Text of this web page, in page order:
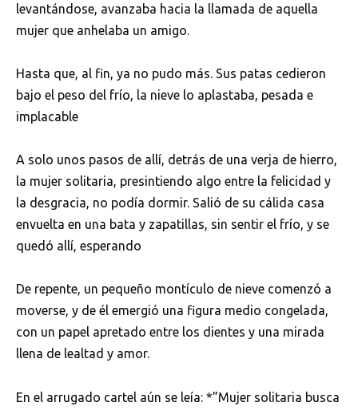
levantándose, avanzaba hacia la llamada de aquella
mujer que anhelaba un amigo.
Hasta que, al fin, ya no pudo más. Sus patas cedieron
bajo el peso del frío, la nieve lo aplastaba, pesada e
implacable
A solo unos pasos de allí, detrás de una verja de hierro,
la mujer solitaria, presintiendo algo entre la felicidad y
la desgracia, no podía dormir. Salió de su cálida casa
envuelta en una bata y zapatillas, sin sentir el frío, y se
quedó allí, esperando
De repente, un pequeño montículo de nieve comenzó a
moverse, y de él emergió una figura medio congelada,
con un papel apretado entre los dientes y una mirada
llena de lealtad y amor.
En el arrugado cartel aún se leía: *”Mujer solitaria busca